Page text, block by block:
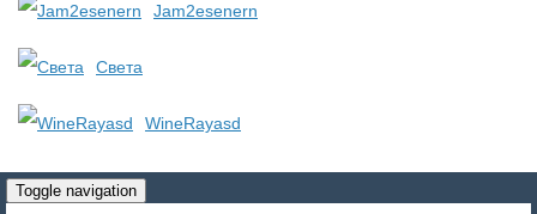
Jam2esenern
Света
WineRayasd
Toggle navigation